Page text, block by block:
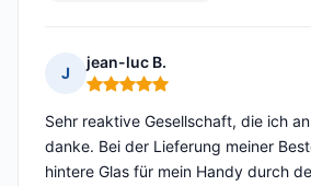
J
jean-luc B.
Hinweis: 5 von 5
Sehr reaktive Gesellschaft, die ich
danke. Bei der Lieferung meiner
hintere Glas für mein Handy durch